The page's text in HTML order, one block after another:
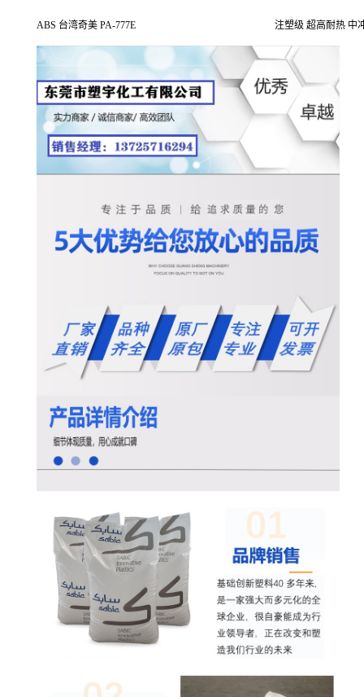
ABS 台湾奇美 PA-777E 注塑级 超高耐热 中